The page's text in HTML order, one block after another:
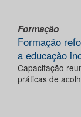
Formação
Formação
a educação
Capacitação
práticas de